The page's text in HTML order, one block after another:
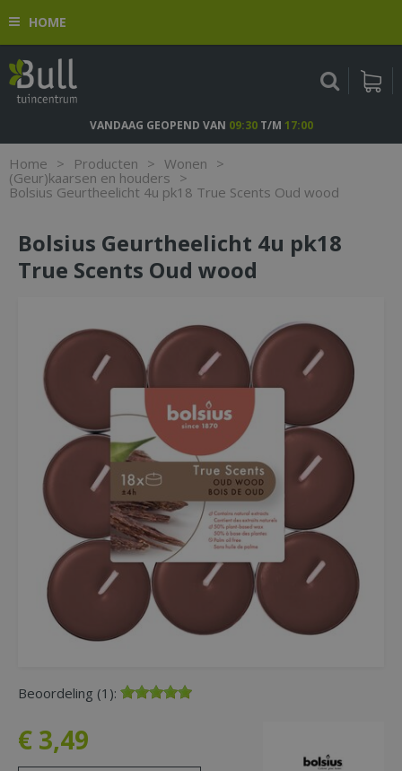
n
o
HOME
Home > Producten > Wonen >
(Geur)kaarsen en houders >
Bolsius Geurtheelicht 4u pk18 True Scents Oud wood
VANDAAG GEOPEND VAN 09:30T/M 17:00
Bolsius Geurtheelicht 4u pk18
True Scents Oud wood
Beoordeling (1):
€ 3,49